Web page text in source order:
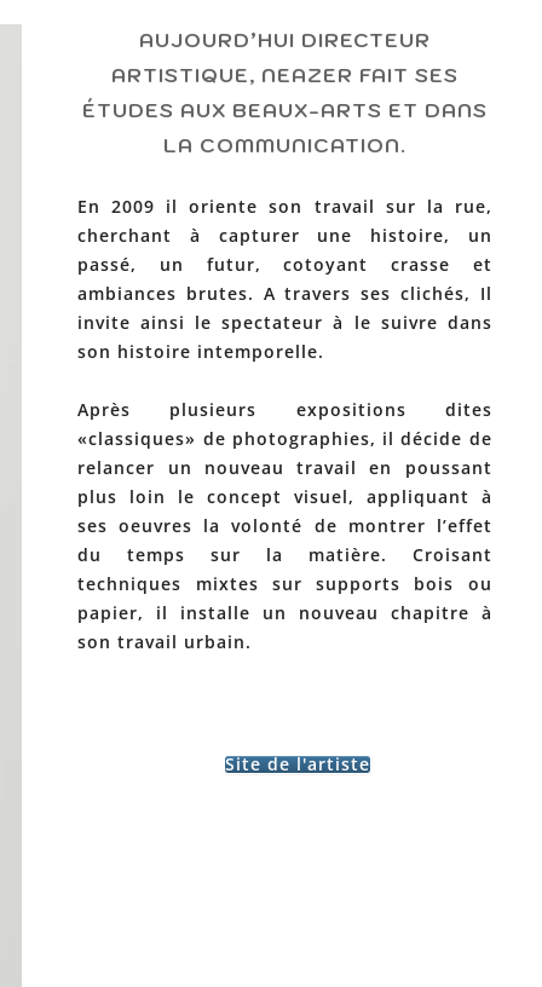
AUJOURD’HUI DIRECTEUR
ARTISTIQUE, NEAZER FAIT SES
ÉTUDES AUX BEAUX-ARTS ET DANS
LA COMMUNICATION.
En 2009 il oriente son travail sur la rue,
cherchant à capturer une histoire, un
passé, un futur, cotoyant crasse et
ambiances brutes. A travers ses clichés, Il
invite ainsi le spectateur à le suivre dans
son histoire intemporelle.
Après plusieurs expositions dites
«classiques» de photographies, il décide de
relancer un nouveau travail en poussant
plus loin le concept visuel, appliquant à
ses oeuvres la volonté de montrer l’effet
du temps sur la matière. Croisant
techniques mixtes sur supports bois ou
papier, il installe un nouveau chapitre à
son travail urbain.
Site de l'artiste